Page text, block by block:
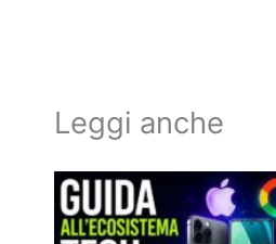
Leggi anche